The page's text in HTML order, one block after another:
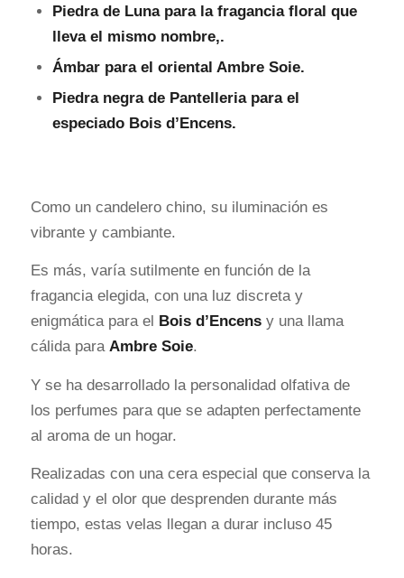
Piedra de Luna para la fragancia floral que
lleva el mismo nombre,.
Ámbar para el oriental Ambre Soie.
Piedra negra de Pantelleria para el
especiado Bois d’Encens.
Como un candelero chino, su iluminación es
vibrante y cambiante.
Es más, varía sutilmente en función de la
fragancia elegida, con una luz discreta y
enigmática para el
Bois d’Encensy una llama
cálida para Ambre Soie.
Y se ha desarrollado la personalidad olfativa de
los perfumes para que se adapten perfectamente
al aroma de un hogar.
Realizadas con una cera especial que conserva la
calidad y el olor que desprenden durante más
tiempo, estas velas llegan a durar incluso 45
horas.